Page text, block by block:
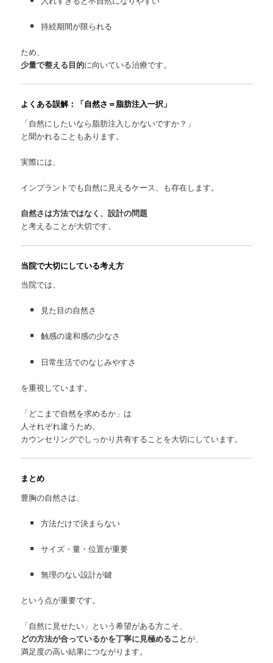
持続期間が限られる
ため、
少量で整える目的に向いている治療です。
よくある誤解：「自然さ＝脂肪注入一択」
「自然にしたいなら脂肪注入しかないですか？」
と聞かれることもあります。
実際には、
インプラントでも自然に見えるケース、も存在します。
自然さは方法ではなく、設計の問題
と考えることが大切です。
当院で大切にしている考え方
当院では、
見た目の自然さ
触感の違和感の少なさ
日常生活でのなじみやすさ
を重視しています。
「どこまで自然を求めるか」は
人それぞれ違うため、
カウンセリングでしっかり共有することを大切にしています。
まとめ
豊胸の自然さは、
方法だけで決まらない
サイズ・量・位置が重要
無理のない設計が鍵
という点が重要です。
「自然に見せたい」という希望がある方こそ、
どの方法が合っているかを丁寧に見極めることが、
満足度の高い結果につながります。